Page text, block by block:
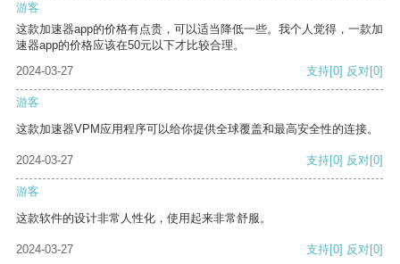
游客
这款加速器app的价格有点贵，可以适当降低一些。我个人觉得，一款加
速器app的价格应该在50元以下才比较合理。
2024-03-27
支持[0] 反对[0]
游客
这款加速器VPM应用程序可以给你提供全球覆盖和最高安全性的连接。
2024-03-27 支持[0] 反对[0]
游客
这款软件的设计非常人性化，使用起来非常舒服。
2024-03-27 支持[0] 反对[0]